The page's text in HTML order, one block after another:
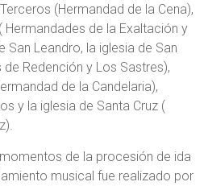
(Hermandad de la Cena),
Hermandades de la Exaltación y
San Leandro, la iglesia de San
Redención y Los Sastres),
de la Candelaria),
y la iglesia de Santa Cruz (
de la procesión de ida
musical fue realizado por